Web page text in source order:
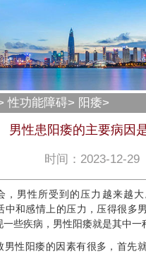
性功能障碍> 阳痿>
男性患阳痿的主要病因
时间：2023-12-29
，男性所受到的压力越来越
中和感情上的压力，压得很多
些疾病，男性阳痿就是其中一
男性阳痿的因素有很多，首先